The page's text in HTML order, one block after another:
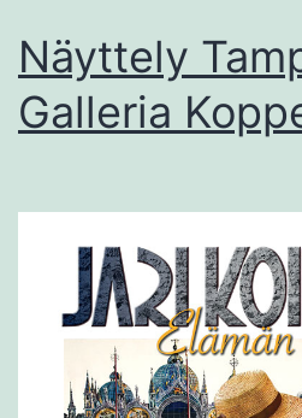
Näyttely
Galleria